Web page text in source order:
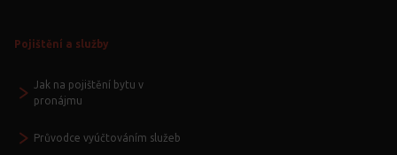
Pojištění a služby
Jak na pojištění bytu v
pronájmu
Průvodce vyúčtováním služeb